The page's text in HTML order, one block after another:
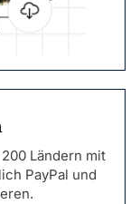
Ländern mit
PayPal und